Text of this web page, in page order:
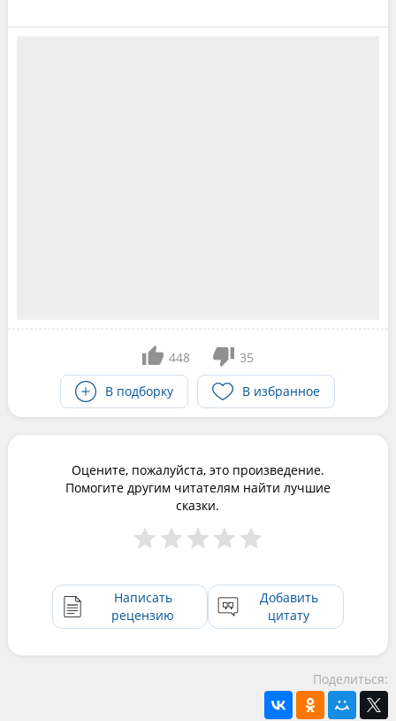
448
35
В подборку
В избранное
Оцените, пожалуйста, это произведение.
Помогите другим читателям найти лучшие
сказки.
Написать
рецензию
Добавить
цитату
Поделиться: